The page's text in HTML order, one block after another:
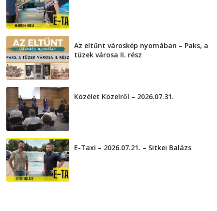
Az eltűnt városkép nyomában – Paks, a
tüzek városa II. rész
Közélet Közelről – 2026.07.31.
E-Taxi – 2026.07.21. – Sitkei Balázs